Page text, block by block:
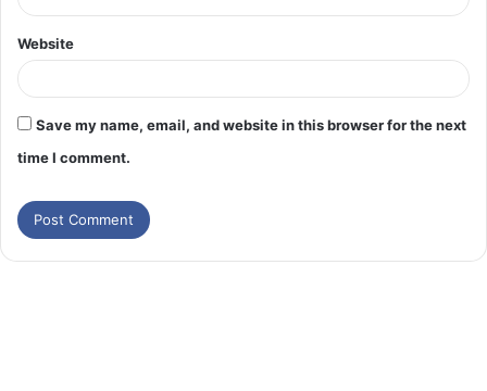
Website
Save my name, email, and website in this browser for the next
time I comment.